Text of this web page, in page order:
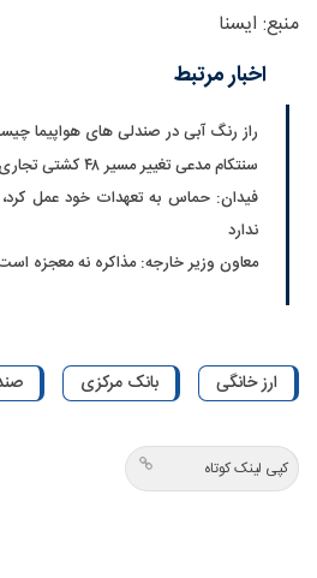
منبع: ایسنا
اخبار مرتبط
راز رنگ آبی در صندلی های هواپیما
سنتکام مدعی تغییر مسیر ۴۸ کشتی تجاری شد
فیدان: حماس به تعهدات خود عمل کرد،
ندارد
معاون وزیر خارجه: مذاکره نه معجزه
ارز خانگی بانک مرکزی
کپی لینک کوتاه